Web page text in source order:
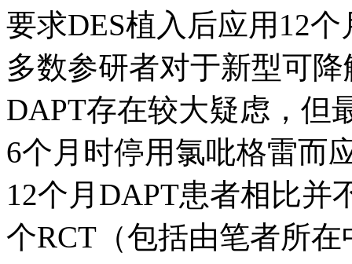
要求DES植入后应用12
多数参研者对于新型可
DAPT存在较大疑虑，但
6个月时停用氯吡格雷而
12个月DAPT患者相比并
个RCT（包括由笔者所